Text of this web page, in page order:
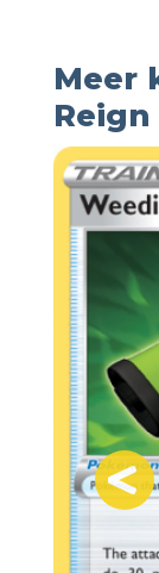
Meer
Reign